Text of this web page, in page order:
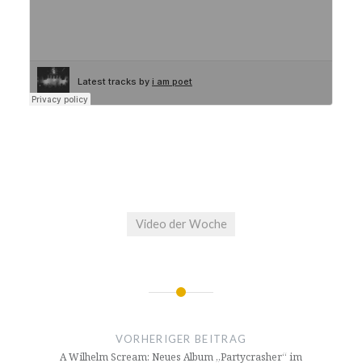
Video der Woche
NavigationVORHERIGER BEITRAG
A Wilhelm Scream: Neues Album „Partycrasher“ im